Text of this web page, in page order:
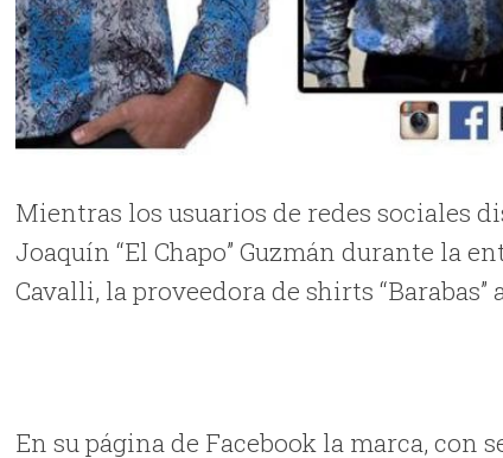
Mientras los usuarios de redes sociales
Joaquín “El Chapo” Guzmán durante la
Cavalli, la proveedora de shirts “Barabas”
En su página de Facebook la marca, con